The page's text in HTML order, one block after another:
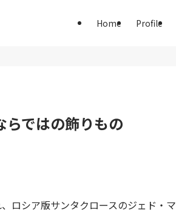
Home Profile
らではの飾りもの
ロシア版サンタクロースのジェド・マ